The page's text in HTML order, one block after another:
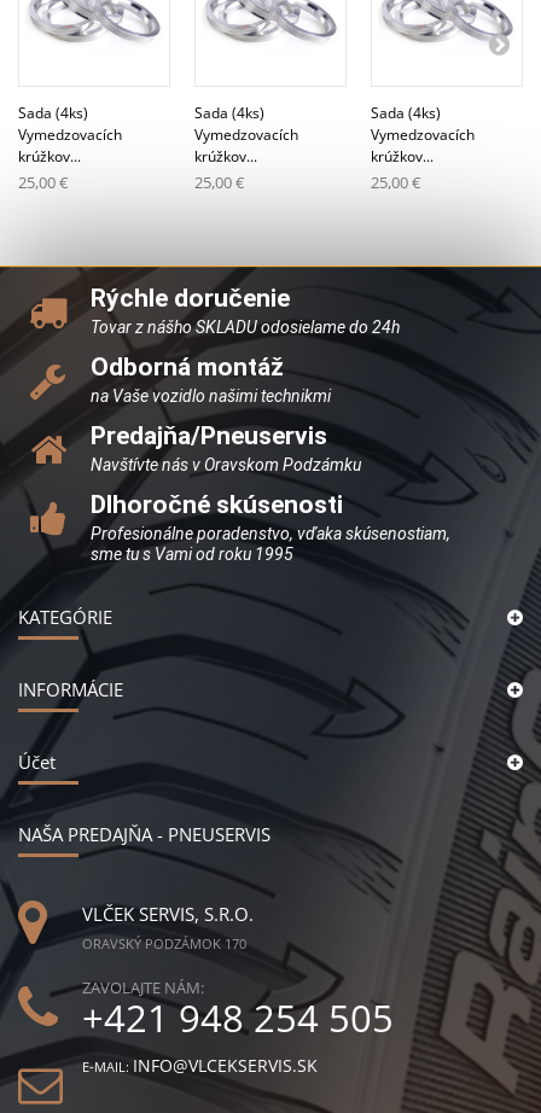
Sada (4ks)
Vymedzovacích
krúžkov...
25,00 €
Sada (4ks)
Vymedzovacích
krúžkov...
25,00 €
Sada (4ks)
Vymedzovacích
krúžkov...
25,00 €
Rýchle doručenie
Tovar z nášho SKLADU odosielame do 24h
Odborná montáž
na Vaše vozidlo našimi technikmi
Predajňa/Pneuservis
Navštívte nás v Oravskom Podzámku
Dlhoročné skúsenosti
Profesionálne poradenstvo, vďaka skúsenostiam,
sme tu s Vami od roku 1995
KATEGÓRIE
INFORMÁCIE
Účet
NAŠA PREDAJŇA - PNEUSERVIS
VLČEK SERVIS, S.R.O.
ORAVSKÝ PODZÁMOK 170
ZAVOLAJTE NÁM:
+421 948 254 505
E-MAIL: INFO@VLCEKSERVIS.SK